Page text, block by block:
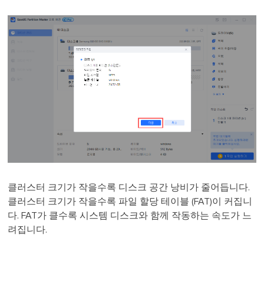
클러스터 크기가 작을수록 디스크 공간 낭비가 줄어듭니다.
클러스터 크기가 작을수록 파일 할당 테이블 (FAT)이 커집니
다. FAT가 클수록 시스템 디스크와 함께 작동하는 속도가 느
려집니다.